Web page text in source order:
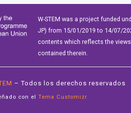
W-STEM was a project funded
JP) from 15/01/2019 to 14/07/
contents which reflects the
contained therein.
– Todos los derechos reservados
con el Tema Customizr